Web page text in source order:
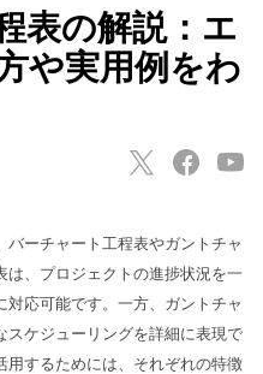
図ソフトウェア
EdrawMind
表の解説：エ
や実用例をわ
ーチャート工程表やガントチャ
は、プロジェクトの進捗状況を一
対応可能です。一方、ガントチャ
スケジューリングを詳細に表現で
用するためには、それぞれの特徴